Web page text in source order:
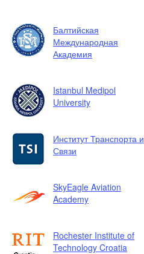
Балтийская
Международная
Академия
Istanbul Medipol
University
Институт Транспорта и
Связи
SkyEagle Aviation
Academy
Rochester Institute of
Technology Croatia